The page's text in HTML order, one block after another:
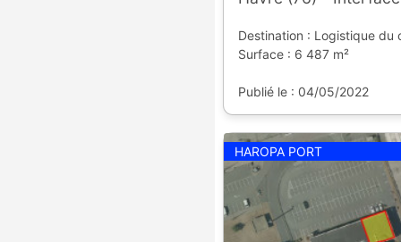
Destination : Logistique du
Surface : 6 487 m²
Publié le : 04/05/2022
HAROPA PORT